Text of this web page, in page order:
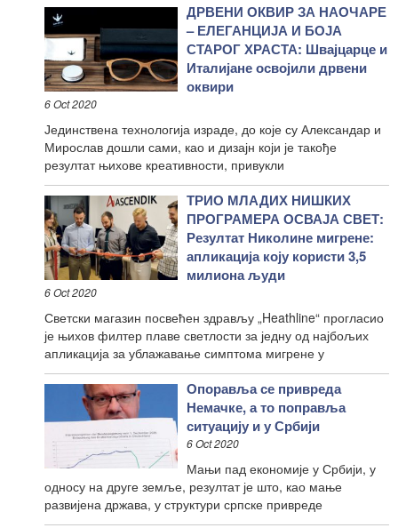
ДРВЕНИ ОКВИР ЗА НАОЧАРЕ
– ЕЛЕГАНЦИЈА И БОЈА
СТАРОГ ХРАСТА: Швајцарце и
Италијане освојили дрвени
оквири
6 Oct 2020
Јединствена технологија израде, до које су Александар и
Мирослав дошли сами, као и дизајн који је такође
резултат њихове креативности, привукли
ТРИО МЛАДИХ НИШКИХ
ПРОГРАМЕРА ОСВАЈА СВЕТ:
Резултат Николине мигрене:
апликација коју користи 3,5
милиона људи
6 Oct 2020
Светски магазин посвећен здрављу „Heathline“ прогласио
је њихов филтер плаве светлости за једну од најбољих
апликација за ублажавање симптома мигрене у
Опоравља се привреда
Немачке, а то поправља
ситуацију и у Србији
6 Oct 2020
Мањи пад економије у Србији, у
односу на друге земље, резултат је што, као мање
развијена држава, у структури српске привреде